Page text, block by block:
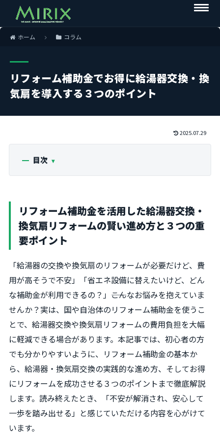
ホーム コラム
リフォーム補助金でお得に給湯器交換・換
気扇を導入する３つのポイント
2025.07.29
目次
リフォーム補助金を活用した給湯器交換・
換気扇リフォームの賢い進め方と３つの重
要ポイント
「給湯器の交換や換気扇のリフォームが必要だけど、費
用が高そうで不安」「省エネ設備に替えたいけど、どん
な補助金が利用できるの？」――こんなお悩みを抱えていま
せんか？実は、国や自治体のリフォーム補助金を使うこ
とで、給湯器交換や換気扇リフォームの費用負担を大幅
に軽減できる場合があります。本記事では、初心者の方
でも分かりやすいように、リフォーム補助金の基本か
ら、給湯器・換気扇交換の実践的な進め方、そしてお得
にリフォームを成功させる３つのポイントまで徹底解説
します。読み終えたとき、「不安が解消され、安心して
一歩を踏み出せる」と感じていただける内容を心がけて
います。